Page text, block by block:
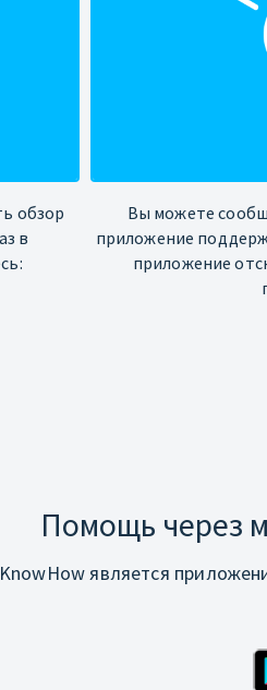
обзор
в
Вы можете
приложение
приложение
Помощь через
является